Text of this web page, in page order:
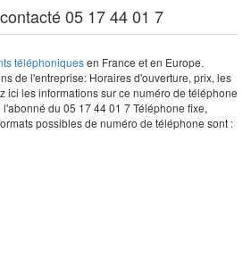
05 17 44 01 7
téléphoniquesen France et en Europe.
de l'entreprise: Horaires d'ouverture, prix, les
ici les informations sur ce numéro de téléphone
du 05 17 44 01 7 Téléphone fixe,
possibles de numéro de téléphone sont :